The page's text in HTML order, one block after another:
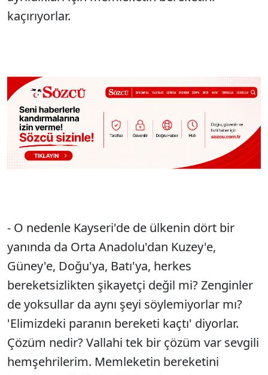
kaçırıyorlar.
- O nedenle Kayseri'de de ülkenin dört bir
yanında da Orta Anadolu'dan Kuzey'e,
Güney'e, Doğu'ya, Batı'ya, herkes
bereketsizlikten şikayetçi değil mi? Zenginler
de yoksullar da aynı şeyi söylemiyorlar mı?
'Elimizdeki paranın bereketi kaçtı' diyorlar.
Çözüm nedir? Vallahi tek bir çözüm var sevgili
hemşehrilerim. Memleketin bereketini